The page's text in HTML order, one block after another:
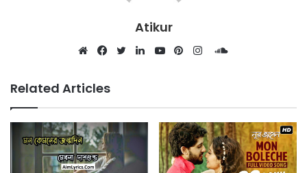
Atikur
SoundCloud
Related Articles